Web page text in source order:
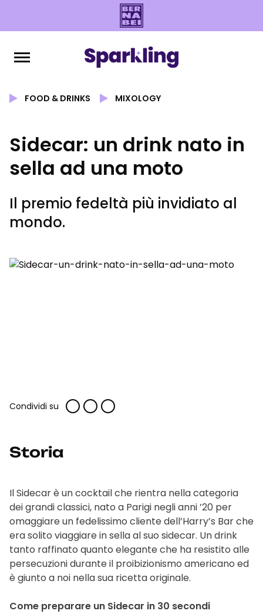
FOOD & DRINKS MIXOLOGY
Sidecar: un drink nato in
sella ad una moto
Il premio fedeltà più invidiato al
mondo.
Condividi su
Storia
Il Sidecar è un cocktail che rientra nella categoria
dei grandi classici, nato a Parigi negli anni ’20 per
omaggiare un fedelissimo cliente dell’Harry’s Bar che
era solito viaggiare in sella al suo sidecar. Un drink
tanto raffinato quanto elegante che ha resistito alle
persecuzioni durante il proibizionismo americano ed
è giunto a noi nella sua ricetta originale.
Come preparare un Sidecar in 30 secondi